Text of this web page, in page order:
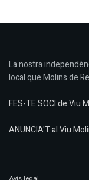
La nostra
local que Molins de
FES-TE SOCI de Viu
ANUNCIA'T al Viu